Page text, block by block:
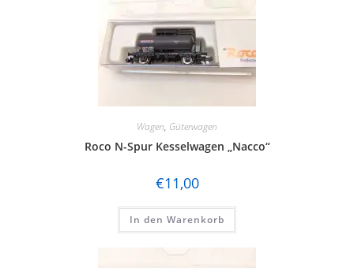
Wagen, Güterwagen
Roco N-Spur Kesselwagen „Nacco“
€11,00
In den Warenkorb